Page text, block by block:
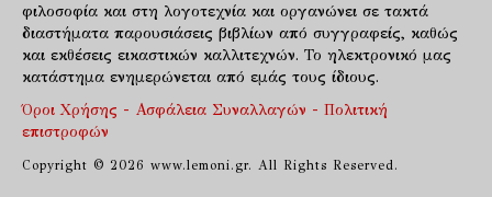
φιλοσοφία και στη λογοτεχνία και οργανώνει σε τακτά
διαστήματα παρουσιάσεις βιβλίων από συγγραφείς, καθώς
και εκθέσεις εικαστικών καλλιτεχνών. Το ηλεκτρονικό μας
κατάστημα ενημερώνεται από εμάς τους ίδιους.
Όροι Χρήσης - Ασφάλεια Συναλλαγών - Πολιτική
επιστροφών
Copyright © 2026 www.lemoni.gr. All Rights Reserved.